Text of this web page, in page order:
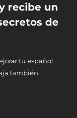
recibe un
de
tu español.
también.